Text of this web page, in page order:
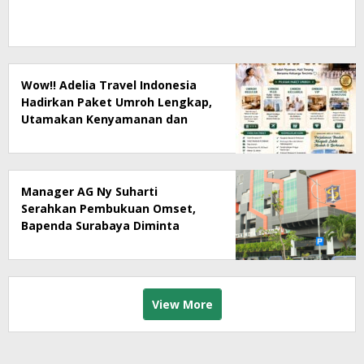
Wow!! Adelia Travel Indonesia
Hadirkan Paket Umroh Lengkap,
Utamakan Kenyamanan dan
Manager AG Ny Suharti
Serahkan Pembukuan Omset,
Bapenda Surabaya Diminta
View More